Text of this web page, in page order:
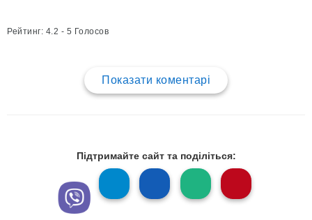
Рейтинг: 4.2 - 5 Голосов
Показати коментарі
Підтримайте сайт та поділіться: